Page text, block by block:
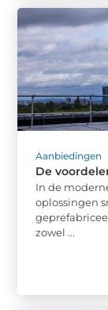
Aanbiedingen
De
In de
oplossingen
zowel ...